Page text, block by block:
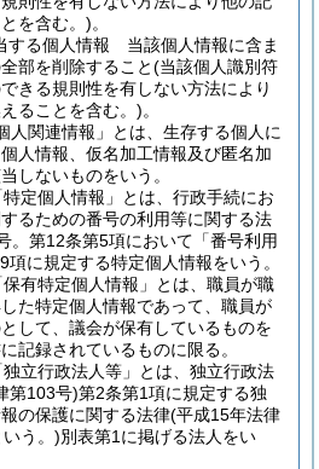
を含む。)。
する個人情報 当該個人情報に含ま
部を削除すること(当該個人識別符
きる規則性を有しない方法により
ることを含む。)。
人関連情報」とは、生存する個人に
人情報、仮名加工情報及び匿名加
しないものをいう。
定個人情報」とは、行政手続にお
るための番号の利用等に関する法
。第12条第5項において「番号利用
項に規定する特定個人情報をいう。
有特定個人情報」とは、職員が職
た特定個人情報であって、職員が
して、議会が保有しているものを
記録されているものに限る。
立行政法人等」とは、独立行政法
第103号)第2条第1項に規定する独
の保護に関する法律(平成15年法律
う。)別表第1に掲げる法人をい